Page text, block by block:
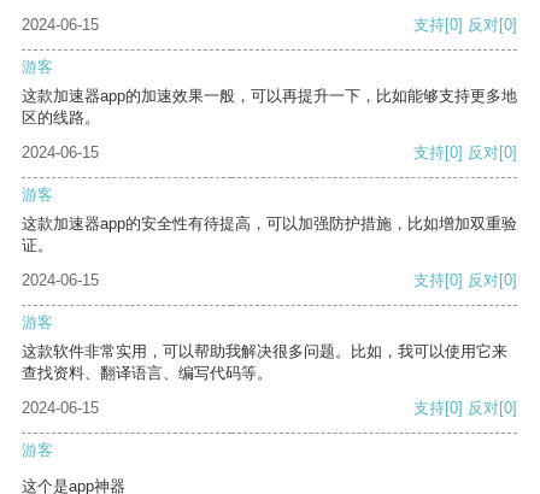
2024-06-15 支持[0] 反对[0]
游客
这款加速器app的加速效果一般，可以再提升一下，比如能够支持更多地
区的线路。
2024-06-15
支持[0] 反对[0]
游客
这款加速器app的安全性有待提高，可以加强防护措施，比如增加双重验
证。
2024-06-15
支持[0] 反对[0]
游客
这款软件非常实用，可以帮助我解决很多问题。比如，我可以使用它来
查找资料、翻译语言、编写代码等。
2024-06-15
支持[0] 反对[0]
游客
这个是app神器